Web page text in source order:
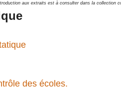
aux extraits est à consulter dans la collection
des écoles.